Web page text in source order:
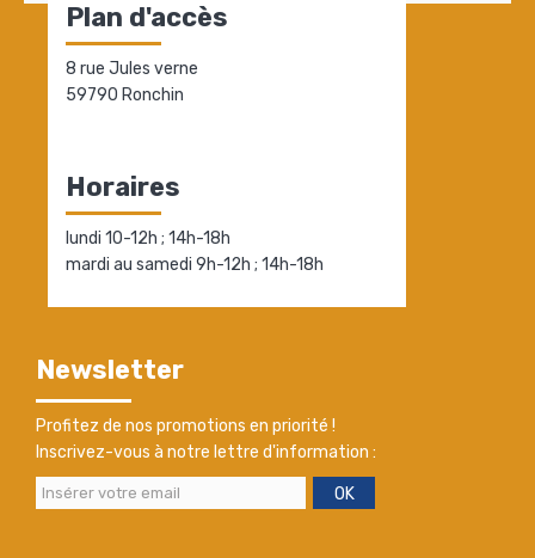
Plan d'accès
8 rue Jules verne
59790 Ronchin
Horaires
lundi 10-12h ; 14h-18h
mardi au samedi 9h-12h ; 14h-18h
Newsletter
Profitez de nos promotions en priorité !
Inscrivez-vous à notre lettre d'information :
OK